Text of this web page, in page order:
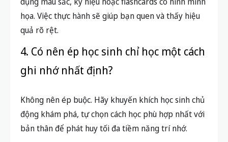
ghi nhớ nhất định?
Không nên ép buộc. Hãy khuyến khích học sinh chủ
động khám phá, tự chọn cách học phù hợp nhất với
bản thân để phát huy tối đa tiềm năng trí nhớ.
nhất bằng cách nào?
Bố mẹ có thể quan sát trong lúc con học, làm các bài